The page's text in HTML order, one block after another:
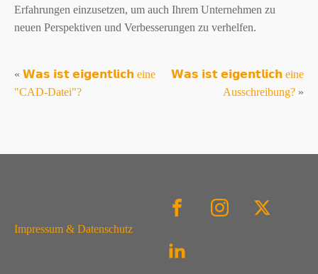
Erfahrungen einzusetzen, um auch Ihrem Unternehmen zu
neuen Perspektiven und Verbesserungen zu verhelfen.
« 𝗪𝗮𝘀 𝗶𝘀𝘁 𝗲𝗶𝗴𝗲𝗻𝘁𝗹𝗶𝗰𝗵 eine
"CAD-Datei"?
𝗪𝗮𝘀 𝗶𝘀𝘁 𝗲𝗶𝗴𝗲𝗻𝘁𝗹𝗶𝗰𝗵 eine
Ausschreibung? »
Impressum & Datenschutz